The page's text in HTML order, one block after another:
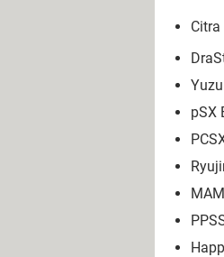
Citra
Yuzu
pSX